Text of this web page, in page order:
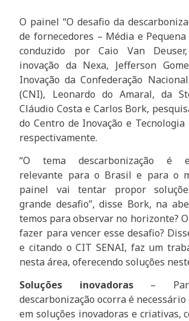
O painel “O desafio da
de fornecedores – Média e Pequena
conduzido por Caio Van
inovação da Nexa, Jefferson
Inovação da Confederação
(CNI), Leonardo do Amaral, da
Cláudio Costa e Carlos Bork,
do Centro de Inovação e
respectivamente.
“O tema descarbonização é
relevante para o Brasil e para o
painel vai tentar propor
grande desafio”, disse Bork, na
temos para observar no horizonte?
fazer para vencer esse desafio?
e citando o CIT SENAI, faz um
nesta área, oferecendo soluções
Soluções inovadoras–
descarbonização ocorra é
em soluções inovadoras e criativas,